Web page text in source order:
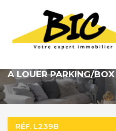
A LOUER PARKING/
RÉF. L239B